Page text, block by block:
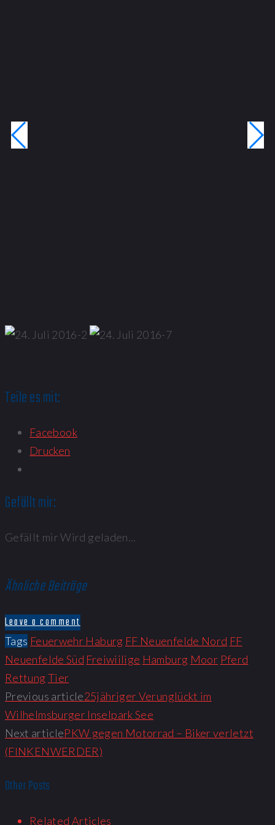
Teile es mit:
Facebook
Drucken
Gefällt mir:
Gefällt mirWird geladen...
Ähnliche Beiträge
Leave a comment
Tags Feuerwehr Haburg FF Neuenfelde Nord FF
Neuenfelde Süd Freiwiilige Hamburg Moor Pferd
Rettung Tier
Previous article25jähriger Verunglückt im
Wilhelmsburger Inselpark See
Next articlePKW gegen Motorrad – Biker verletzt
(FINKENWERDER)
Other Posts
Related Articles